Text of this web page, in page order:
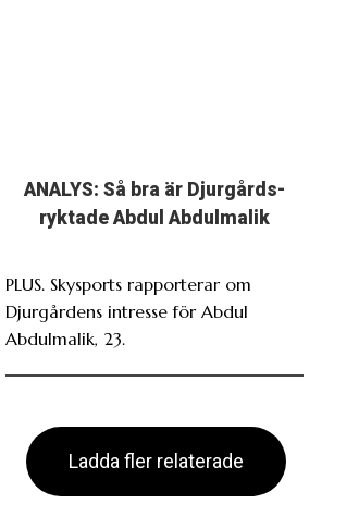
ANALYS: Så bra är Djurgårds-
ryktade Abdul Abdulmalik
PLUS. Skysports rapporterar om
Djurgårdens intresse för Abdul
Abdulmalik, 23.
Ladda fler relaterade